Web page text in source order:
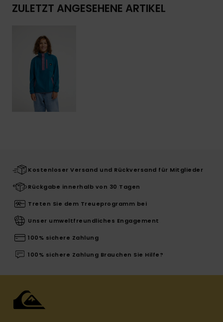
ZULETZT ANGESEHENE ARTIKEL
Kostenloser Versand und Rückversand für Mitglieder
Rückgabe innerhalb von 30 Tagen
Treten Sie dem Treueprogramm bei
Unser umweltfreundliches Engagement
100% sichere Zahlung
100% sichere Zahlung Brauchen Sie Hilfe?